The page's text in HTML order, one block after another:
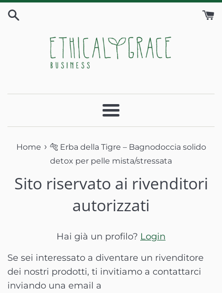
direttamente
Menu
Home › 🐅 Erba della Tigre – Bagnodoccia solido
detox per pelle mista/stressata
Sito riservato ai rivenditori
autorizzati
Hai già un profilo? Login
Se sei interessato a diventare un rivenditore
dei nostri prodotti, ti invitiamo a contattarci
inviando una email a